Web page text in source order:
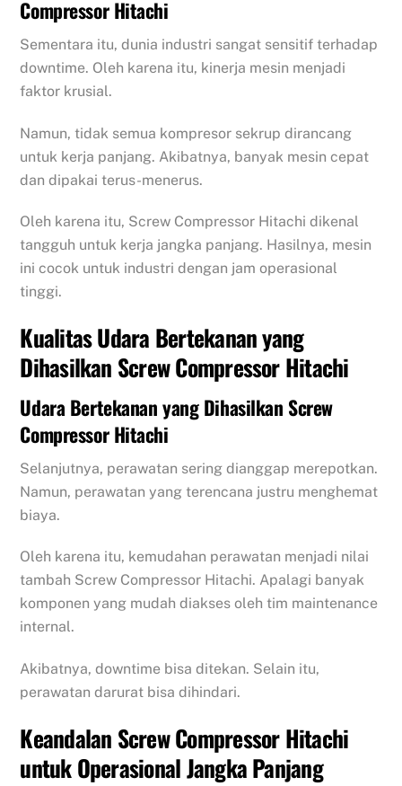
Compressor Hitachi
Sementara itu, dunia industri sangat sensitif terhadap
downtime. Oleh karena itu, kinerja mesin menjadi
faktor krusial.
Namun, tidak semua kompresor sekrup dirancang
untuk kerja panjang. Akibatnya, banyak mesin cepat
dan dipakai terus-menerus.
Oleh karena itu, Screw Compressor Hitachi dikenal
tangguh untuk kerja jangka panjang. Hasilnya, mesin
ini cocok untuk industri dengan jam operasional
tinggi.
Kualitas Udara Bertekanan yang
Dihasilkan Screw Compressor Hitachi
Udara Bertekanan yang Dihasilkan Screw
Compressor Hitachi
Selanjutnya, perawatan sering dianggap merepotkan.
Namun, perawatan yang terencana justru menghemat
biaya.
Oleh karena itu, kemudahan perawatan menjadi nilai
tambah Screw Compressor Hitachi. Apalagi banyak
komponen yang mudah diakses oleh tim maintenance
internal.
Akibatnya, downtime bisa ditekan. Selain itu,
perawatan darurat bisa dihindari.
Keandalan Screw Compressor Hitachi
untuk Operasional Jangka Panjang